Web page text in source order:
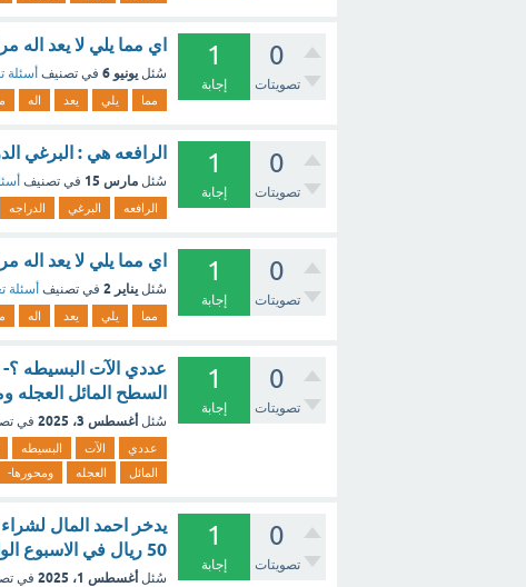
0
تصويتات
1
إجابة
اي مما يلي لا يعد اله
سُئل يونيو 6 في تصنيف أسئلة
مما يلي يعد اله
0
تصويتات
1
إجابة
الرافعه هي : البرغي
سُئل مارس 15 في تصنيف
الرافعه البرغي الدراجه
0
تصويتات
1
إجابة
اي مما يلي لا يعد اله
سُئل يناير 2 في تصنيف أسئلة
مما يلي يعد اله
0
تصويتات
1
إجابة
عددي الآت البسيطه ؟-
السطح المائل العجله
سُئل أغسطس 3، 2025 في
عددي الآت البسيطه
المائل
العجله ومحورها-
0
تصويتات
1
إجابة
50 ريال في الاسبوع الواحد فما بعد كم اسبوع يستطيع ان يشتري الدراجه ؟ [تم الحل]
سُئل أغسطس 1، 2025 في